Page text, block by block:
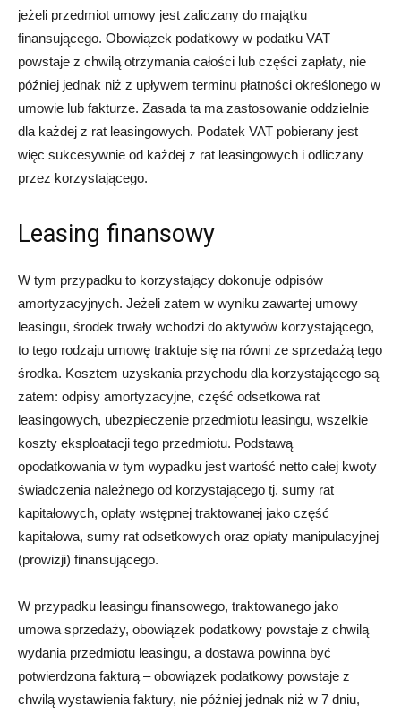
jeżeli przedmiot umowy jest zaliczany do majątku
finansującego. Obowiązek podatkowy w podatku VAT
powstaje z chwilą otrzymania całości lub części zapłaty, nie
później jednak niż z upływem terminu płatności określonego w
umowie lub fakturze. Zasada ta ma zastosowanie oddzielnie
dla każdej z rat leasingowych. Podatek VAT pobierany jest
więc sukcesywnie od każdej z rat leasingowych i odliczany
przez korzystającego.
Leasing finansowy
W tym przypadku to korzystający dokonuje odpisów
amortyzacyjnych. Jeżeli zatem w wyniku zawartej umowy
leasingu, środek trwały wchodzi do aktywów korzystającego,
to tego rodzaju umowę traktuje się na równi ze sprzedażą tego
środka. Kosztem uzyskania przychodu dla korzystającego są
zatem: odpisy amortyzacyjne, część odsetkowa rat
leasingowych, ubezpieczenie przedmiotu leasingu, wszelkie
koszty eksploatacji tego przedmiotu. Podstawą
opodatkowania w tym wypadku jest wartość netto całej kwoty
świadczenia należnego od korzystającego tj. sumy rat
kapitałowych, opłaty wstępnej traktowanej jako część
kapitałowa, sumy rat odsetkowych oraz opłaty manipulacyjnej
(prowizji) finansującego.
W przypadku leasingu finansowego, traktowanego jako
umowa sprzedaży, obowiązek podatkowy powstaje z chwilą
wydania przedmiotu leasingu, a dostawa powinna być
potwierdzona fakturą – obowiązek podatkowy powstaje z
chwilą wystawienia faktury, nie później jednak niż w 7 dniu,